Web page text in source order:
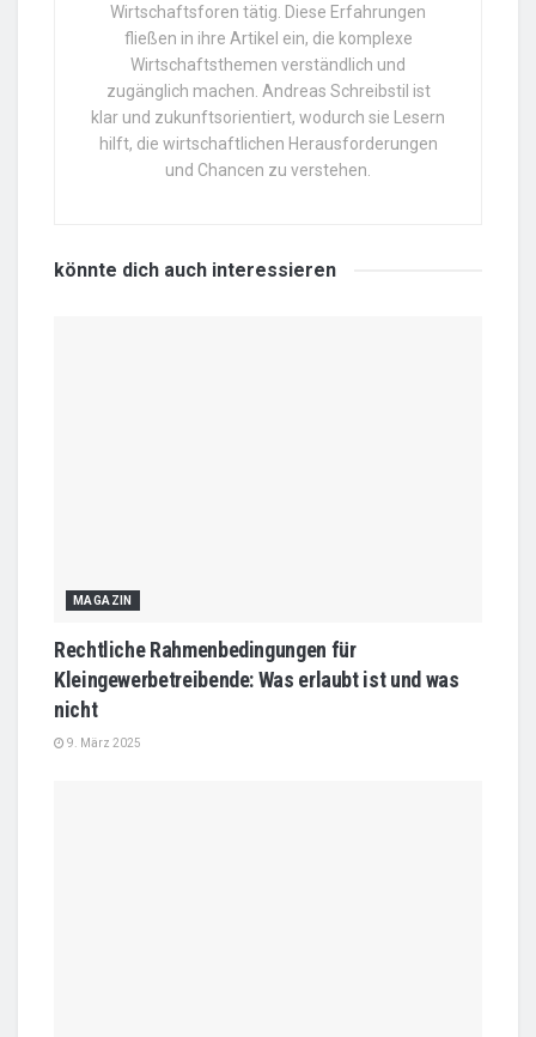
Wirtschaftsforen tätig. Diese Erfahrungen
fließen in ihre Artikel ein, die komplexe
Wirtschaftsthemen verständlich und
zugänglich machen. Andreas Schreibstil ist
klar und zukunftsorientiert, wodurch sie Lesern
hilft, die wirtschaftlichen Herausforderungen
und Chancen zu verstehen.
könnte dich auch interessieren
MAGAZIN
Rechtliche Rahmenbedingungen für
Kleingewerbetreibende: Was erlaubt ist und was
nicht
9. März 2025